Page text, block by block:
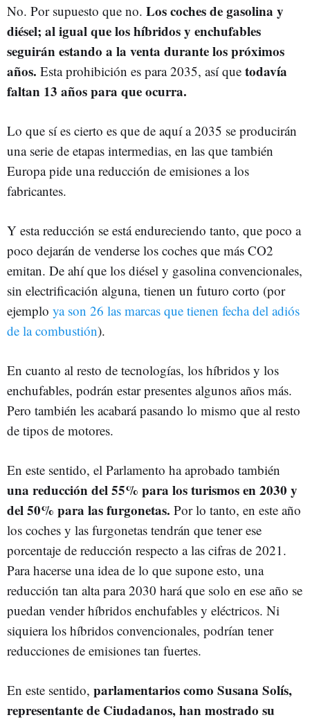
No. Por supuesto que no. Los coches de gasolina y
diésel; al igual que los híbridos y enchufables
seguirán estando a la venta durante los próximos
años. Esta prohibición es para 2035, así que todavía
faltan 13 años para que ocurra.
Lo que sí es cierto es que de aquí a 2035 se producirán
una serie de etapas intermedias, en las que también
Europa pide una reducción de emisiones a los
fabricantes.
Y esta reducción se está endureciendo tanto, que poco a
poco dejarán de venderse los coches que más CO2
emitan. De ahí que los diésel y gasolina convencionales,
sin electrificación alguna, tienen un futuro corto (por
ejemplo ya son 26 las marcas que tienen fecha del adiós
de la combustión).
En cuanto al resto de tecnologías, los híbridos y los
enchufables, podrán estar presentes algunos años más.
Pero también les acabará pasando lo mismo que al resto
de tipos de motores.
En este sentido, el Parlamento ha aprobado también
una reducción del 55% para los turismos en 2030 y
del 50% para las furgonetas. Por lo tanto, en este año
los coches y las furgonetas tendrán que tener ese
porcentaje de reducción respecto a las cifras de 2021.
Para hacerse una idea de lo que supone esto, una
reducción tan alta para 2030 hará que solo en ese año se
puedan vender híbridos enchufables y eléctricos. Ni
siquiera los híbridos convencionales, podrían tener
reducciones de emisiones tan fuertes.
En este sentido, parlamentarios como Susana Solís,
representante de Ciudadanos, han mostrado su